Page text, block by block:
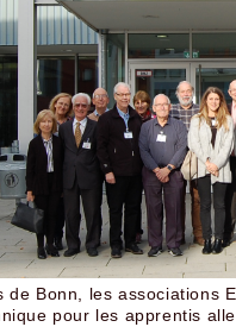
de Bonn, les associations
pour les apprentis